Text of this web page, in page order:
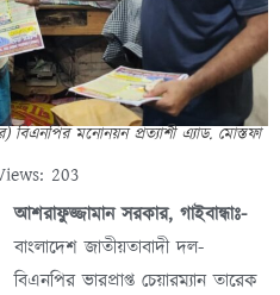
বিএনপির মনোনয়ন প্রত্যাশী এ্যাড. মোস্তফা
203
আশরাফুজ্জামান সরকার, গাইবান্ধাঃ-
বাংলাদেশ জাতীয়তাবাদী দল-
বিএনপির ভারপ্রাপ্ত চেয়ারম্যান তারেক